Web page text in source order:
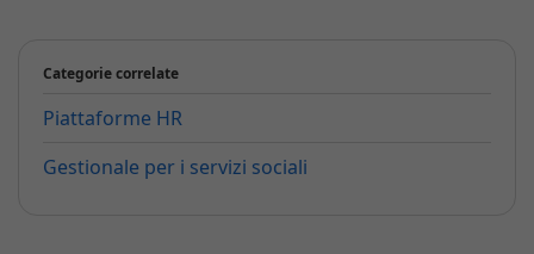
Categorie correlate
Piattaforme HR
Gestionale per i servizi sociali